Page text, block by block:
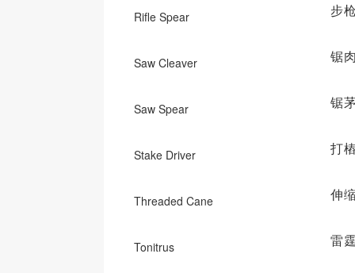
Rifle Spear 步
Saw Cleaver 锯
Saw Spear 锯
Stake Driver 打
Threaded Cane 伸
Tonitrus 雷